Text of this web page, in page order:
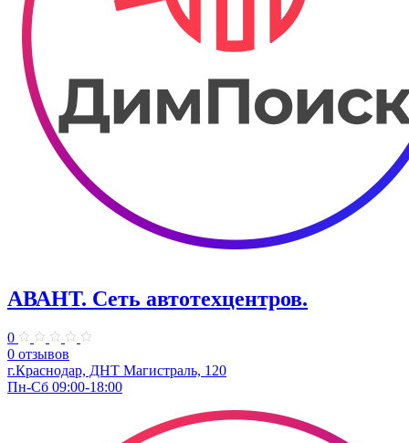
АВАНТ. ​Сеть автотехцентров.
0
0 отзывов
г.Краснодар, ​ДНТ Магистраль, 120
Пн-Сб 09:00-18:00